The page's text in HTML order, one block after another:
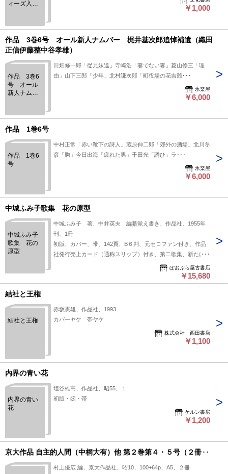
ィーズ入
展
￥1,000
作品 3巻6号 オール新人ナムバー 梶井基次郎追悼補遺（織田
正信伊藤整中谷孝雄）
作品 3巻6
号 オール
新人ナムバ
遺（織田正
信伊藤整中
谷孝雄）
田畑修一郎「従兄妹達」寺崎浩「妻でない妻」菱山修三「理
由」山下三郎「少年」北村謙次郎「町役場の花吉爺･･･
永楽屋
￥6,000
作品 1巻6号
作品 1巻6
号
中村正常「赤い靴下の詩人」蔵原伸二郎「郊外の酒場」北川冬
彦「胸」今日出海「疲れた男」千田光「誘ひ」ラ･･･
永楽屋
￥6,000
中城ふみ子歌集 花の原型
中城ふみ子
歌集 花の
原型
中城ふみ子 著、中井英夫 編纂覚え書き、作品社、1955年
刊、1冊
初版、カバー、帯、142頁、B６判、元セロファン付き、作品
社発行売上カード（通称スリップ）付き、第二歌集、新たに発
見された110余首を中心に335首と遺影（死顔）一葉を収録。
カバー背・帯背陽焼けがあるものの保存状態は良好です。
ぼおぶら屋古書店
￥15,680
結社と王権
結社と王権
赤坂憲雄、作品社、1993
カバーヤケ 帯ヤケ
株式会社 西田書店
￥1,100
内界の青い花
内界の青い
花
埴谷雄高、作品社、昭55、１
初版・函・帯
ケルン書房
￥1,200
京大作品 自主的人間（中桐大有）他 第２巻第４・５号（２冊）
村上優広 編、京大作品社、昭10、100+64p、A5、２冊